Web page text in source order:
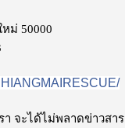
ม่ 50000
า จะได้ไม่พลาดข่าวสาร